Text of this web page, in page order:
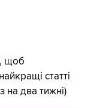
щоб
статті
на два тижні)